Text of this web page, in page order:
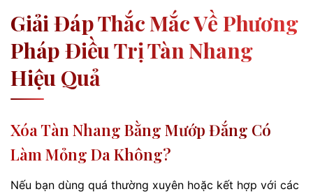
Giải Đáp Thắc Mắc Về Phương
Pháp Điều Trị Tàn Nhang
Hiệu Quả
Xóa Tàn Nhang Bằng Mướp Đắng Có
Làm Mỏng Da Không?
Nếu bạn dùng quá thường xuyên hoặc kết hợp với các